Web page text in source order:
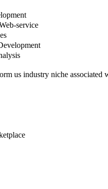
service
us industry niche associated